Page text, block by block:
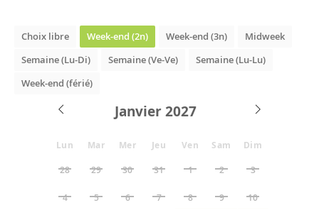
Choix libre Week-end (2n) Week-end (3n)
Midweek
Semaine (Lu-Di)
Semaine (Ve-Ve)
Semaine (Lu-Lu)
Week-end (férié)
Janvier
Lun Mar Mer Jeu Ven Sam Dim
28 29 30 31 1 2 3
4 5 6 7 8 9 10